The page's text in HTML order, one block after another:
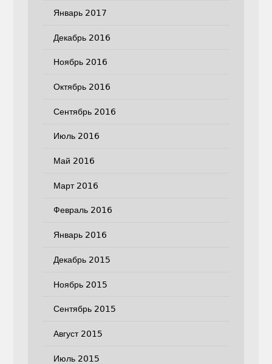
Январь 2017
Декабрь 2016
Ноябрь 2016
Октябрь 2016
Сентябрь 2016
Июль 2016
Май 2016
Март 2016
Февраль 2016
Январь 2016
Декабрь 2015
Ноябрь 2015
Сентябрь 2015
Август 2015
Июль 2015